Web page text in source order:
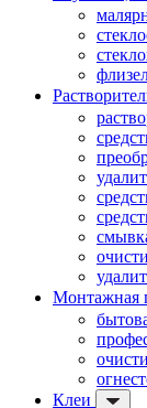
Монтажная
Клеи